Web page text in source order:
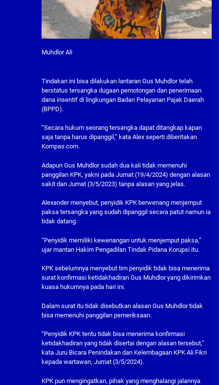
Muhdlor Ali
Tindakan ini bisa dilakukan lantaran Gus Muhdlor telah
berstatus tersangka dugaan pemotongan dan penerimaan
dana insentif di lingkungan Badan Pelayanan Pajak Daerah
(BPPD).
“Secara hukum seorang tersangka dapat ditangkap kapan
saja tanpa harus dipanggil,” kata Alex seperti diberitakan
Kompas.com.
Adapun Gus Muhdlor sudah dua kali tidak memenuhi
panggilan KPK, yakni pada Jumat (19/4/2024) dengan alasan
sakit dan Jumat (3/5/2023) tanpa alasan yang jelas.
Alexander menyebut, penyidik KPK berwenang menjemput
paksa tersangka yang sudah dipanggil secara patut namun ia
tidak datang.
“Penyidik memiliki kewenangan untuk menjemput paksa,”
ujar mantan Hakim Pengadilan Tindak Pidana Korupsi itu.
KPK sebelumnya menyebut tim penyidik tidak bisa menerima
surat konfirmasi ketidakhadiran Gus Muhdlor yang dikirimkan
kuasa hukumnya pada hari ini.
Dalam surat itu tidak disebutkan alasan Gus Muhdlor tidak
bisa memenuhi panggilan pemeriksaan.
“Penyidik KPK tentu tidak bisa menerima konfirmasi
ketidakhadiran yang tidak disertai dengan alasan tersebut,”
kata Juru Bicara Penindakan dan Kelembagaan KPK Ali Fikri
kepada wartawan, Jumat (3/5/2024).
KPK pun mengingatkan, pihak yang menghalangi jalannya